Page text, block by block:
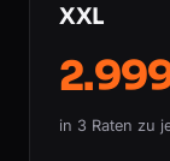
XXL
in 3 Raten zu